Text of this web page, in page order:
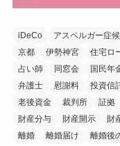
iDeCo アスペルガー症
京都
伊勢神宮 住宅ロ
占い師
同窓会 国民年
弁護士
慰謝料 投資信
老後資金
裁判所 証拠
財産分与
財産開示 財
離婚
離婚届け 離婚後